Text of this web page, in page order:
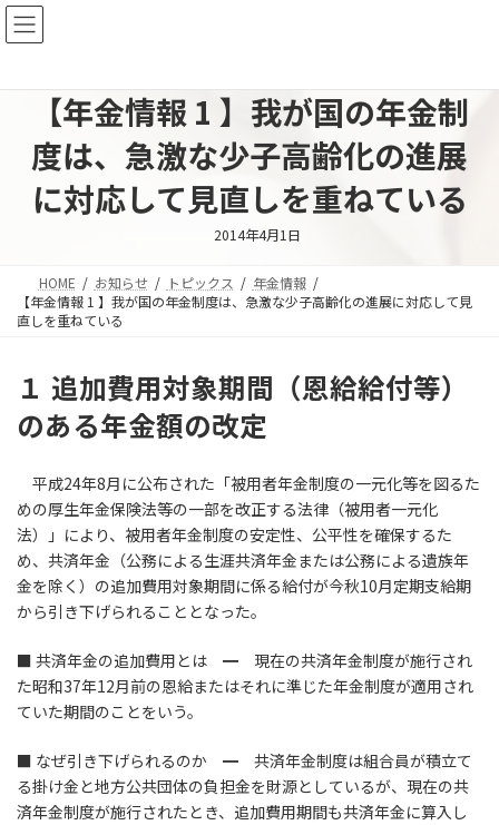
コ
ン
ナ
ビ
【年金情報 1 】我が国の年金制
度は、急激な少子高齢化の進展
に対応して見直しを重ねている
2014年4月1日
HOME お知らせ トピックス
年金情報
【年金情報 1 】我が国の年金制度は、急激な少子高齢化の進展に対応して見
直しを重ねている
１ 追加費用対象期間（恩給給付等）
のある年金額の改定
平成24年8月に公布された「被用者年金制度の一元化等を図るた
めの厚生年金保険法等の一部を改正する法律（被用者一元化
法）」により、被用者年金制度の安定性、公平性を確保するた
め、共済年金（公務による生涯共済年金または公務による遺族年
金を除く）の追加費用対象期間に係る給付が今秋10月定期支給期
から引き下げられることとなった。
■ 共済年金の追加費用とは ━ 現在の共済年金制度が施行され
た昭和37年12月前の恩給またはそれに準じた年金制度が適用され
ていた期間のことをいう。
■ なぜ引き下げられるのか ━ 共済年金制度は組合員が積立て
る掛け金と地方公共団体の負担金を財源としているが、現在の共
済年金制度が施行されたとき、追加費用期間も共済年金に算入し